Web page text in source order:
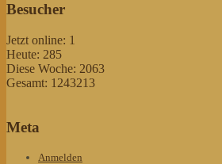
Besucher
Jetzt online: 1
Heute: 285
Diese Woche: 2063
Gesamt: 1243213
Meta
Anmelden